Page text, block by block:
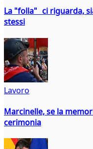
La "folla" ci riguarda,
stessi
Lavoro
Marcinelle, se la
cerimonia